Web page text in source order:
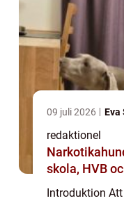
09 juli 2026 Eva
redaktionel
skola, HVB
Introduktion